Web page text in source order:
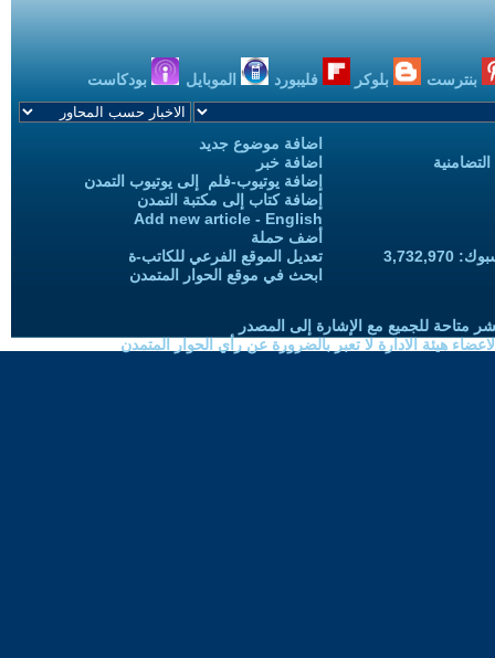
بنترست بلوكر فليبورد الموبايل بودكاست
اضافة موضوع جديد
اضافة خبر
إضافة يوتيوب-فلم إلى يوتيوب التمدن
إضافة كتاب إلى مكتبة التمدن
Add new article - English
أضف حملة
تعديل الموقع الفرعي للكاتب-ة
ابحث في موقع الحوار المتمدن
متاحة للجميع مع الإشارة إلى المصدر
هيئة الادارة لا تعبر بالضرورة عن رأي الحوار المتمدن